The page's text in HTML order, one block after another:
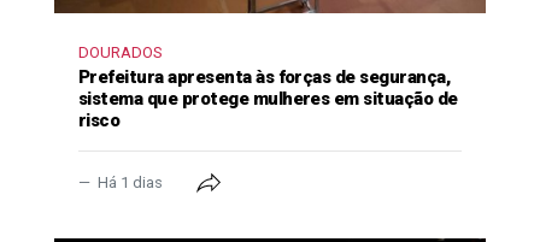
DOURADOS
Prefeitura apresenta às forças de segurança,
sistema que protege mulheres em situação de
risco
Há 1 dias